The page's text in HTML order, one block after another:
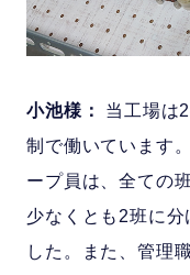
小池様：
当工場は
制で働いています
ープ員は、全ての
少なくとも2班に
した。また、管理